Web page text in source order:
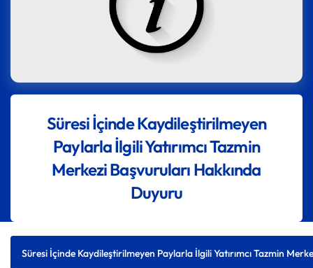
Süresi İçinde Kaydileştirilmeyen
Paylarla İlgili Yatırımcı Tazmin
Merkezi Başvuruları Hakkında
Duyuru
Süresi İçinde Kaydileştirilmeyen Paylarla İlgili Yatırımcı Tazmin